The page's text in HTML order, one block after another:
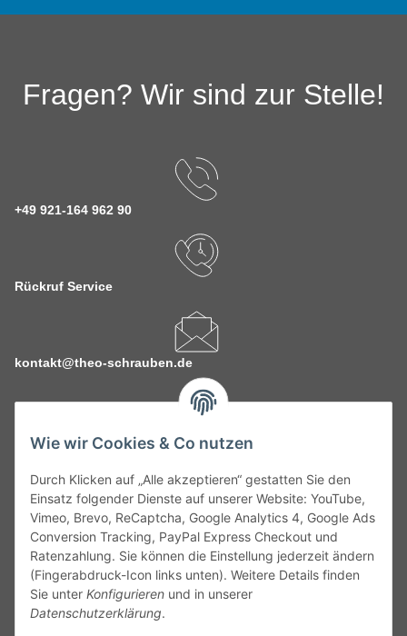
Wie wir Cookies & Co nutzen
Durch Klicken auf „Alle akzeptieren“ gestatten Sie den
Einsatz folgender Dienste auf unserer Website: YouTube,
Vimeo, Brevo, ReCaptcha, Google Analytics 4, Google Ads
Conversion Tracking, PayPal Express Checkout und
Ratenzahlung. Sie können die Einstellung jederzeit ändern
(Fingerabdruck-Icon links unten). Weitere Details finden
Sie unter Konfigurieren und in unserer
Datenschutzerklärung.
Fragen? Wir sind zur Stelle!
+49 921-164 962 90
Rückruf Service
kontakt@theo-schrauben.de
Service
Gesetzliche Informationen
Alle technischen Angaben ohne Gewähr. Irrtümer und fehlerhafte
Angaben vorbehalten. Wenn Sie Datenblätter oder spezielle